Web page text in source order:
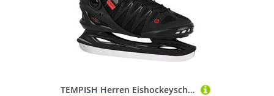
TEMPISH Herren Eishockeyschuhe Eishockeyschlittschuh CROX.X - Herren